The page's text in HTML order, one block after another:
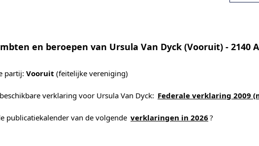
en beroepen van Ursula Van Dyck (Vooruit) - 2140
partij: Vooruit (feitelijke vereniging)
verklaring voor Ursula Van Dyck: Federale verklaring 2009
publicatiekalender van de volgende verklaringen in 2026 ?